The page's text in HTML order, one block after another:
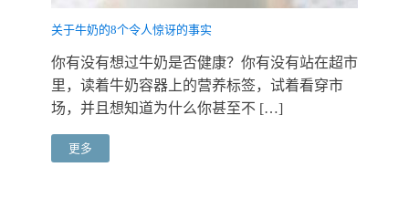
关于牛奶的8个令人惊讶的事实
你有没有想过牛奶是否健康？你有没有站在超市
里，读着牛奶容器上的营养标签，试着看穿市
场，并且想知道为什么你甚至不 […]
更多